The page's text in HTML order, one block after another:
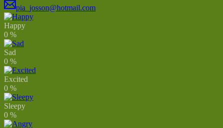
pia_josson@hotmail.com
Happy
0 %
Sad
0 %
Excited
0 %
Sleepy
0 %